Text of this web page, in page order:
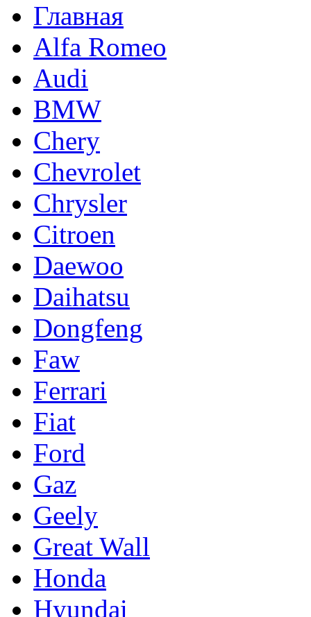
Главная
Alfa Romeo
Audi
BMW
Chery
Chevrolet
Chrysler
Citroen
Daewoo
Daihatsu
Dongfeng
Faw
Ferrari
Fiat
Ford
Gaz
Geely
Great Wall
Honda
Hyundai